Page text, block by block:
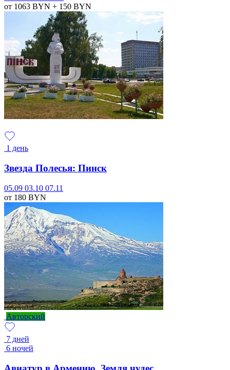
от 1063 BYN + 150 BYN
1 день
Звезда Полесья: Пинск
05.09 03.10 07.11
от 180 BYN
Авторский
7 дней
6 ночей